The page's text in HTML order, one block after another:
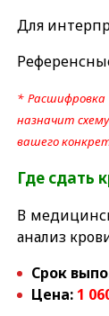
Для
*
назначит
вашего
Где сдать
В
анализ
Срок
Цена: 1